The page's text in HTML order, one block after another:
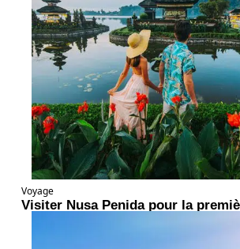
Voyage
Visiter Nusa Penida pour la